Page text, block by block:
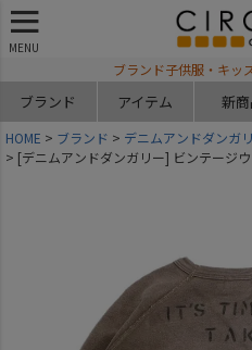
MENU
ブランド子供服・キッ
ブランド アイテム 新
HOME ブランド
デニムアンドダンガ
[デニムアンドダンガリー] ビンテージ